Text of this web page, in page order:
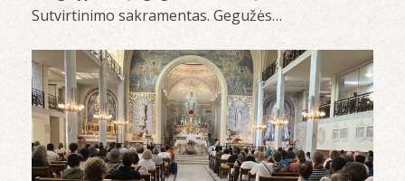
Sutvirtinimo sakramentas. Gegužės…